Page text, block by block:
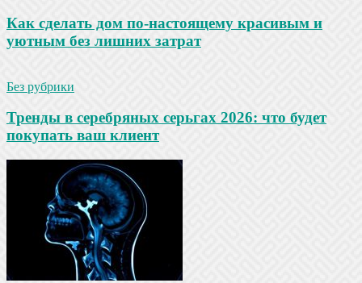
Как сделать дом по-настоящему красивым и
уютным без лишних затрат
Без рубрики
Тренды в серебряных серьгах 2026: что будет
покупать ваш клиент